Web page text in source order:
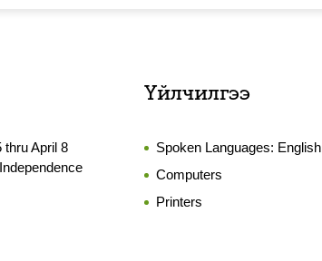
April 8
Үйлчилгээ
Spoken Languages: English
Computers
Printers